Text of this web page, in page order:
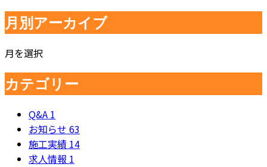
月別アーカイブ
月を選択
カテゴリー
Q&A 1
お知らせ 63
施工実績 14
求人情報 1